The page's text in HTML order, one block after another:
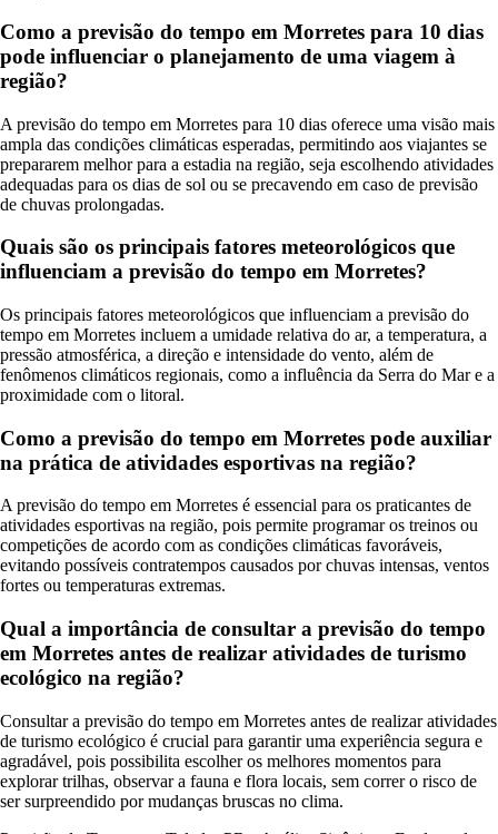
Como a previsão do tempo em Morretes para 10 dias
pode influenciar o planejamento de uma viagem à
região?
A previsão do tempo em Morretes para 10 dias oferece uma visão mais
ampla das condições climáticas esperadas, permitindo aos viajantes se
prepararem melhor para a estadia na região, seja escolhendo atividades
adequadas para os dias de sol ou se precavendo em caso de previsão
de chuvas prolongadas.
Quais são os principais fatores meteorológicos que
influenciam a previsão do tempo em Morretes?
Os principais fatores meteorológicos que influenciam a previsão do
tempo em Morretes incluem a umidade relativa do ar, a temperatura, a
pressão atmosférica, a direção e intensidade do vento, além de
fenômenos climáticos regionais, como a influência da Serra do Mar e a
proximidade com o litoral.
Como a previsão do tempo em Morretes pode auxiliar
na prática de atividades esportivas na região?
A previsão do tempo em Morretes é essencial para os praticantes de
atividades esportivas na região, pois permite programar os treinos ou
competições de acordo com as condições climáticas favoráveis,
evitando possíveis contratempos causados por chuvas intensas, ventos
fortes ou temperaturas extremas.
Qual a importância de consultar a previsão do tempo
em Morretes antes de realizar atividades de turismo
ecológico na região?
Consultar a previsão do tempo em Morretes antes de realizar atividades
de turismo ecológico é crucial para garantir uma experiência segura e
agradável, pois possibilita escolher os melhores momentos para
explorar trilhas, observar a fauna e flora locais, sem correr o risco de
ser surpreendido por mudanças bruscas no clima.